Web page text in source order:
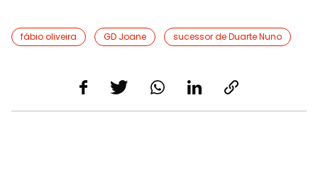
fábio oliveira GD Joane sucessor de Duarte Nuno